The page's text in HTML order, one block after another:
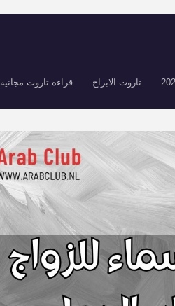
تاروت الابراج قراءة تاروت مجانية